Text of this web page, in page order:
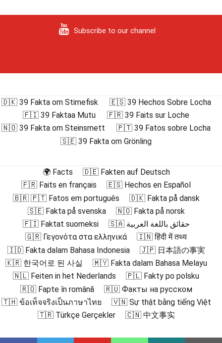
Subscribe to our channel
🇩🇰 39 Fakta om Stimefisk
🇪🇸 39 Hechos Sobre Locha
🇫🇮 39 Faktaa Mutu
🇫🇷 39 Faits sur Loche
🇳🇴 39 Fakta om Steinsmett
🇵🇹 39 Fatos sobre Locha
🇸🇪 39 Fakta om Grönling
🌍 Facts
🇩🇪 Fakten auf Deutsch
🇫🇷 Faits en français
🇪🇸 Hechos en Español
🇧🇷 🇵🇹 Fatos em português
🇩🇰 Fakta på dansk
🇸🇪 Fakta på svenska
🇳🇴 Fakta på norsk
🇫🇮 Faktat suomeksi
🇸🇦 حقائق باللغة العربية
🇬🇷 Γεγονότα στα ελληνικά
🇮🇳 हिंदी में तथ्य
🇮🇩 Fakta dalam Bahasa Indonesia
🇯🇵 日本語の事実
🇰🇷 한국어로 된 사실
🇲🇾 Fakta dalam Bahasa Melayu
🇳🇱 Feiten in het Nederlands
🇵🇱 Fakty po polsku
🇷🇴 Fapte în română
🇷🇺 Факты на русском
🇹🇭 ข้อเท็จจริงเป็นภาษาไทย
🇻🇳 Sự thật bằng tiếng Việt
🇹🇷 Türkçe Gerçekler
🇨🇳 中文事实